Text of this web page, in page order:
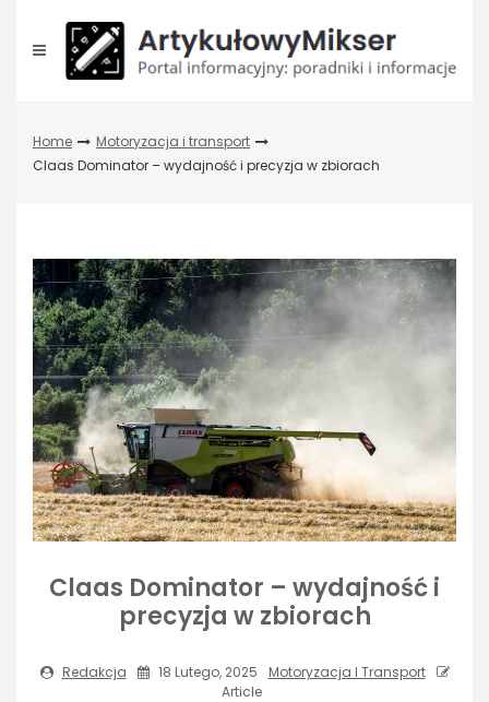
content
Home
Motoryzacja i transport
Claas Dominator – wydajność i precyzja w zbiorach
Claas Dominator – wydajność i
precyzja w zbiorach
Redakcja 18 Lutego, 2025
Motoryzacja I Transport
Article